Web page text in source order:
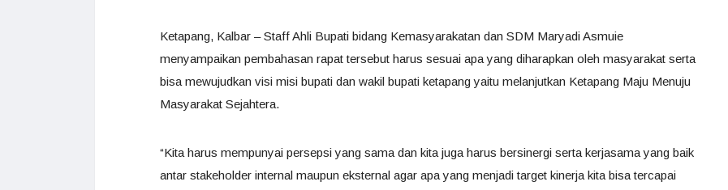
Ketapang, Kalbar – Staff Ahli Bupati bidang Kemasyarakatan dan SDM Maryadi Asmuie
menyampaikan pembahasan rapat tersebut harus sesuai apa yang diharapkan oleh masyarakat serta
bisa mewujudkan visi misi bupati dan wakil bupati ketapang yaitu melanjutkan Ketapang Maju Menuju
Masyarakat Sejahtera.
“Kita harus mempunyai persepsi yang sama dan kita juga harus bersinergi serta kerjasama yang baik
antar stakeholder internal maupun eksternal agar apa yang menjadi target kinerja kita bisa tercapai